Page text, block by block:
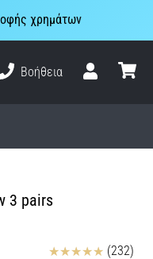
χρημάτων
Βοήθεια
3 pairs
Κριτικές (232)